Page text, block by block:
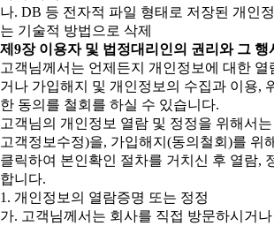
나. DB 등 전자적 파일 형태로 저장된 개인
는 기술적 방법으로 삭제
제9장 이용자 및 법정대리인의 권리와 그 행
고객님께서는 언제든지 개인정보에 대한 열
거나 가입해지 및 개인정보의 수집과 이용,
한 동의를 철회를 하실 수 있습니다.
고객님의 개인정보 열람 및 정정을 위해서
고객정보수정)을, 가입해지(동의철회)를 위
클릭하여 본인확인 절차를 거치신 후 열람,
합니다.
1. 개인정보의 열람증명 또는 정정
가. 고객님께서는 회사를 직접 방문하시거